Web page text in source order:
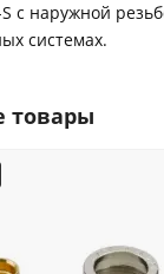
S с наружной
системах.
товары